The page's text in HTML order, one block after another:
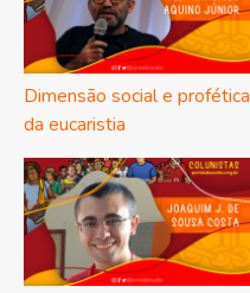
Dimensão social e profética
da eucaristia